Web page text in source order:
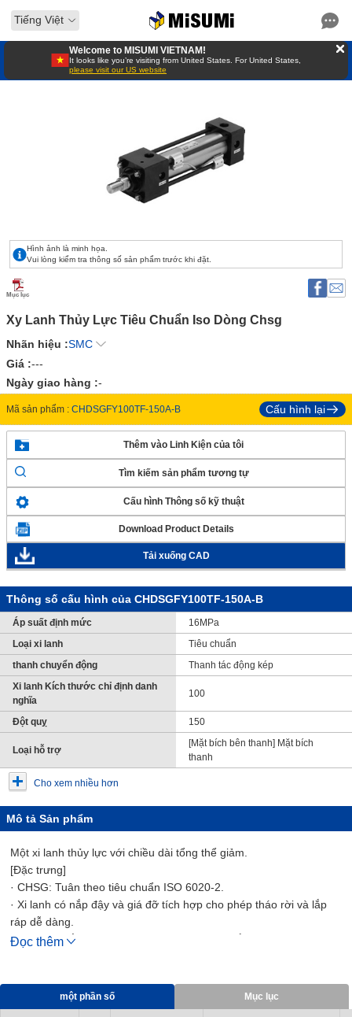
Tiếng Việt
Welcome to MISUMI VIETNAM!
It looks like you’re visiting from United States. For United States,
please visit our US website
Hình ảnh là minh họa.
Vui lòng kiểm tra thông số sản phẩm trước khi đặt.
Mục lục
Xy Lanh Thủy Lực Tiêu Chuẩn Iso Dòng Chsg
Nhãn hiệu :SMC
Giá :---
Ngày giao hàng :-
Mã sản phẩm : CHDSGFY100TF-150A-B Cấu hình lại
Thêm vào Linh Kiện của tôi
Tìm kiếm sản phẩm tương tự
Cấu hình Thông số kỹ thuật
Download Product Details
Tải xuống CAD
Thông số cấu hình của CHDSGFY100TF-150A-B
Áp suất định mức
16MPa
Loại xi lanh
Tiêu chuẩn
thanh chuyển động
Thanh tác động kép
Xi lanh Kích thước chỉ định danh
nghĩa
100
Đột quỵ 150
Loại hỗ trợ
[Mặt bích bên thanh] Mặt bích
thanh
Cho xem nhiều hơn
Mô tả Sản phẩm
Một xi lanh thủy lực với chiều dài tổng thể giảm.
[Đặc trưng]
· CHSG: Tuân theo tiêu chuẩn ISO 6020-2.
· Xi lanh có nắp đậy và giá đỡ tích hợp cho phép tháo rời và lắp
ráp dễ dàng.
· Tiết diện nắp nhỏ hơn so với xi lanh thanh giằng.
Đọc thêm
một phần số Mục lục